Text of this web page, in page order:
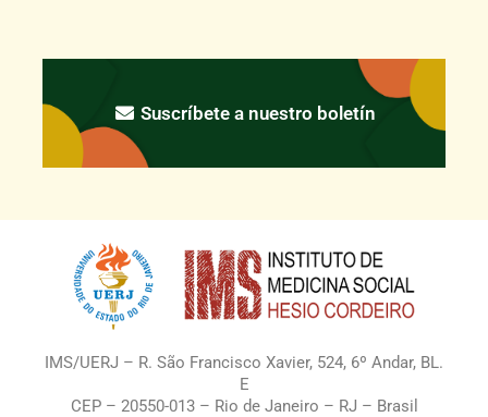
Suscríbete a nuestro boletín
IMS/UERJ – R. São Francisco Xavier, 524, 6º Andar, BL.
E
CEP – 20550-013 – Rio de Janeiro – RJ – Brasil